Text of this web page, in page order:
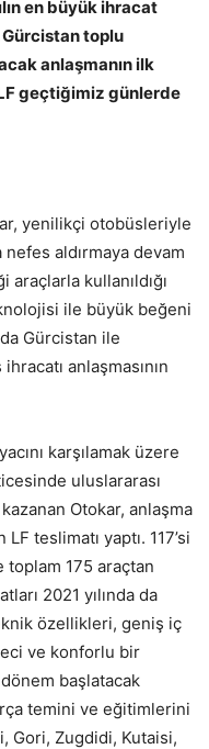
en büyük ihracat
Gürcistan toplu
anlaşmanın ilk
geçtiğimiz günlerde
yenilikçi otobüsleriyle
aldırmaya devam
kullanıldığı
ile büyük beğeni
Gürcistan ile
anlaşmasının
karşılamak üzere
uluslararası
Otokar, anlaşma
teslimatı yaptı. 117’si
toplam 175 araçtan
2021 yılında da
özellikleri, geniş iç
ve konforlu bir
başlatacak
temini ve eğitimlerini
Gori, Zugdidi, Kutaisi,